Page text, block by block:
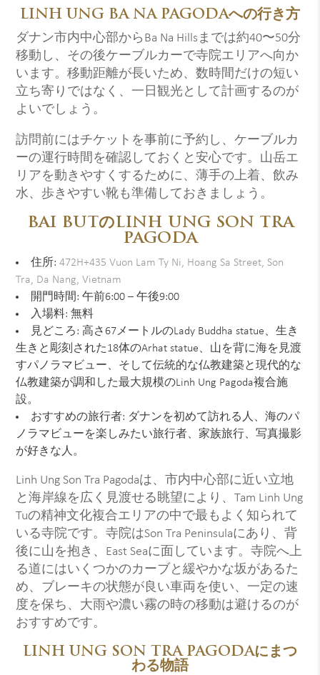
LINH UNG BA NA PAGODAへの行き方
ダナン市内中心部からBa Na Hillsまでは約40〜50分
移動し、その後ケーブルカーで寺院エリアへ向か
います。移動距離が長いため、数時間だけの短い
立ち寄りではなく、一日観光として計画するのが
よいでしょう。
訪問前にはチケットを事前に予約し、ケーブルカ
ーの運行時間を確認しておくと安心です。山岳エ
リアを動きやすくするために、薄手の上着、飲み
水、歩きやすい靴も準備しておきましょう。
BAI BUTのLINH UNG SON TRA
PAGODA
住所:472H+435 Vuon Lam Ty Ni, Hoang Sa Street, Son
Tra, Da Nang, Vietnam
開門時間: 午前6:00 – 午後9:00
入場料: 無料
見どころ: 高さ67メートルのLady Buddha statue、生き
生きと彫刻された18体のArhat statue、山を背に海を見渡
すパノラマビュー、そして伝統的な仏教建築と現代的な
仏教建築が調和した最大規模のLinh Ung Pagoda複合施
設。
おすすめの旅行者: ダナンを初めて訪れる人、海のパ
ノラマビューを楽しみたい旅行者、家族旅行、写真撮影
が好きな人。
Linh Ung Son Tra Pagodaは、市内中心部に近い立地
と海岸線を広く見渡せる眺望により、Tam Linh Ung
Tuの精神文化複合エリアの中で最もよく知られて
いる寺院です。寺院はSon Tra Peninsulaにあり、背
後に山を抱き、East Seaに面しています。寺院へ上
る道にはいくつかのカーブと緩やかな坂があるた
め、ブレーキの状態が良い車両を使い、一定の速
度を保ち、大雨や濃い霧の時の移動は避けるのが
おすすめです。
LINH UNG SON TRA PAGODAにまつ
わる物語